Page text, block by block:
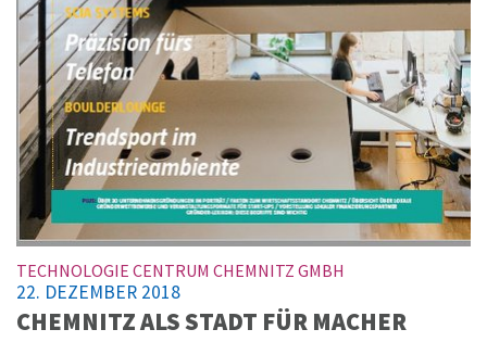
Startup Week lädt ab 12. November zu Chemnitzer
Gründungen wie Staffbase oder die Boulderlounge ein Im
ganzen Bundesgebiet wird vom …